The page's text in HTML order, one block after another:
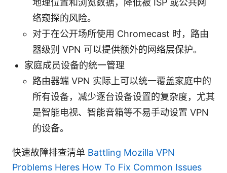
络窥探的风险。
对于在公开场所使用 Chromecast 时，路由
器级别 VPN 可以提供额外的网络层保护。
家庭成员设备的统一管理
路由器端 VPN 实际上可以统一覆盖家庭中的
所有设备，减少逐台设备设置的复杂度，尤其
是智能电视、智能音箱等不易手动设置 VPN
的设备。
快速故障排查清单 Battling Mozilla VPN
Problems Heres How To Fix Common Issues